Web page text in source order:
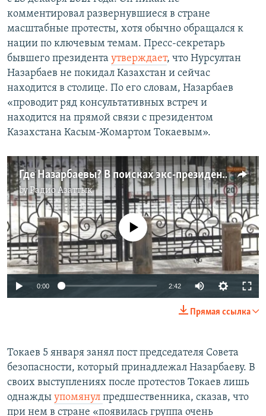
комментировал развернувшиеся в стране
масштабные протесты, хотя обычно обращался к
нации по ключевым темам. Пресс-секретарь
бывшего президента утверждает, что Нурсултан
Назарбаев не покидал Казахстан и сейчас
находится в столице. По его словам, Назарбаев
«проводит ряд консультативных встреч и
находится на прямой связи с президентом
Казахстана Касым-Жомартом Токаевым».
Где Назарбаевы? В поисках экс-президента и членов его семьи
byРадио Азаттык
720p 1080p
No media source currently available
0:00 2:42
720p
1080p
Прямая ссылка
Токаев 5 января занял пост председателя Совета
безопасности, который принадлежал Назарбаеву. В
своих выступлениях после протестов Токаев лишь
однажды упомянул предшественника, сказав, что
при нем в стране «появилась группа очень